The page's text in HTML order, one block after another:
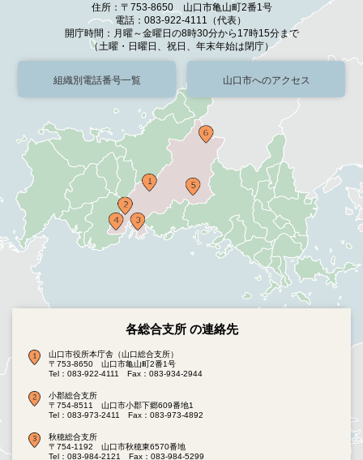
住所：〒753-8650 山口市亀山町2番1号
電話：083-922-4111（代表）
開庁時間：月曜～金曜日の8時30分から17時15分まで
（土曜・日曜日、祝日、年末年始は閉庁）
組織別電話番号一覧 山口市へのアクセス
各総合支所 の連絡先
山口市役所本庁舎（山口総合支所）
〒753-8650 山口市亀山町2番1号
Tel：083-922-4111
Fax：083-934-2944
小郡総合支所
〒754-8511 山口市小郡下郷609番地1
Tel：083-973-2411
Fax：083-973-4892
秋穂総合支所
〒754-1192 山口市秋穂東6570番地
Tel：083-984-2121
Fax：083-984-5299